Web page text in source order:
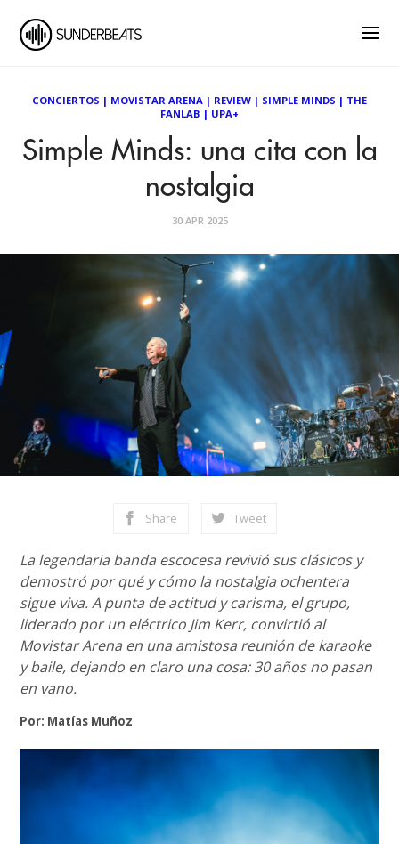
CONCIERTOS | MOVISTAR ARENA | REVIEW | SIMPLE MINDS | THE
FANLAB | UPA+
Simple Minds: una cita con la
nostalgia
30 APR 2025
Share Tweet
La legendaria banda escocesa revivió sus clásicos y
demostró por qué y cómo la nostalgia ochentera
sigue viva. A punta de actitud y carisma, el grupo,
liderado por un eléctrico Jim Kerr, convirtió al
Movistar Arena en una amistosa reunión de karaoke
y baile, dejando en claro una cosa: 30 años no pasan
en vano.
Por: Matías Muñoz